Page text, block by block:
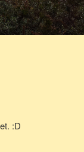
:D